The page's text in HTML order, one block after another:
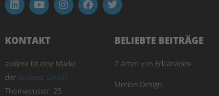
KONTAKT
avidere ist eine Marke
der textbest GmbH
Thomasiusstr. 25
BELIEBTE BEITRÄGE
7 Arten von Erklärvideo
Motion Design